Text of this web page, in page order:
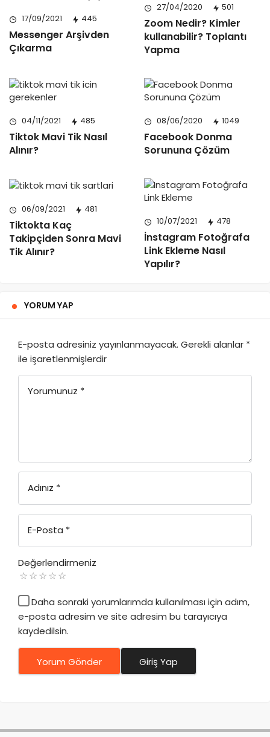
17/09/2021 445
Messenger Arşivden
Çıkarma
27/04/2020 501
Zoom Nedir? Kimler
kullanabilir? Toplantı
Yapma
04/11/2021 485
Tiktok Mavi Tik Nasıl
Alınır?
08/06/2020 1049
Facebook Donma
Sorununa Çözüm
06/09/2021 481
Tiktokta Kaç
Takipçiden Sonra Mavi
Tik Alınır?
10/07/2021 478
İnstagram Fotoğrafa
Link Ekleme Nasıl
Yapılır?
YORUM YAP
E-posta adresiniz yayınlanmayacak. Gerekli alanlar *
ile işaretlenmişlerdir
Yorumunuz *
Adınız *
E-Posta *
Değerlendirmeniz
Daha sonraki yorumlarımda kullanılması için adım,
e-posta adresim ve site adresim bu tarayıcıya
kaydedilsin.
Yorum Gönder Giriş Yap